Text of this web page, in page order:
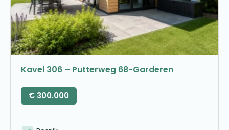
Kavel 306 – Putterweg 68-Garderen
€ 300.000